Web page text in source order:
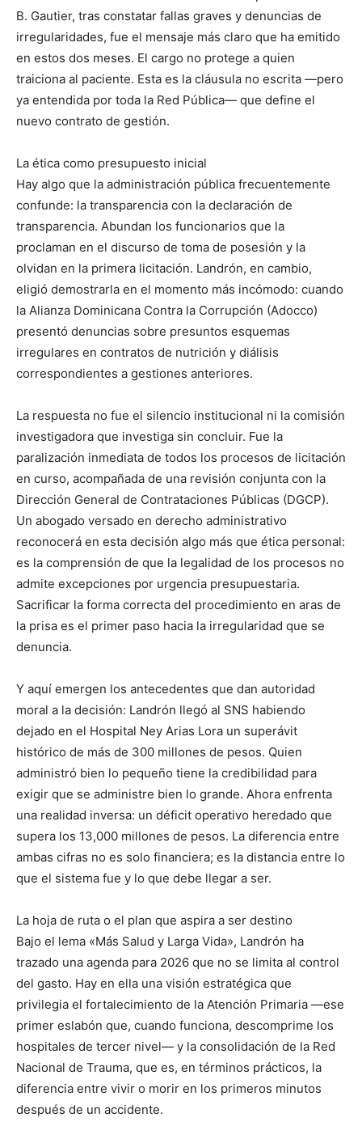
B. Gautier, tras constatar fallas graves y denuncias de
irregularidades, fue el mensaje más claro que ha emitido
en estos dos meses. El cargo no protege a quien
traiciona al paciente. Esta es la cláusula no escrita —pero
ya entendida por toda la Red Pública— que define el
nuevo contrato de gestión.
La ética como presupuesto inicial
Hay algo que la administración pública frecuentemente
confunde: la transparencia con la declaración de
transparencia. Abundan los funcionarios que la
proclaman en el discurso de toma de posesión y la
olvidan en la primera licitación. Landrón, en cambio,
eligió demostrarla en el momento más incómodo: cuando
la Alianza Dominicana Contra la Corrupción (Adocco)
presentó denuncias sobre presuntos esquemas
irregulares en contratos de nutrición y diálisis
correspondientes a gestiones anteriores.
La respuesta no fue el silencio institucional ni la comisión
investigadora que investiga sin concluir. Fue la
paralización inmediata de todos los procesos de licitación
en curso, acompañada de una revisión conjunta con la
Dirección General de Contrataciones Públicas (DGCP).
Un abogado versado en derecho administrativo
reconocerá en esta decisión algo más que ética personal:
es la comprensión de que la legalidad de los procesos no
admite excepciones por urgencia presupuestaria.
Sacrificar la forma correcta del procedimiento en aras de
la prisa es el primer paso hacia la irregularidad que se
denuncia.
Y aquí emergen los antecedentes que dan autoridad
moral a la decisión: Landrón llegó al SNS habiendo
dejado en el Hospital Ney Arias Lora un superávit
histórico de más de 300 millones de pesos. Quien
administró bien lo pequeño tiene la credibilidad para
exigir que se administre bien lo grande. Ahora enfrenta
una realidad inversa: un déficit operativo heredado que
supera los 13,000 millones de pesos. La diferencia entre
ambas cifras no es solo financiera; es la distancia entre lo
que el sistema fue y lo que debe llegar a ser.
La hoja de ruta o el plan que aspira a ser destino
Bajo el lema «Más Salud y Larga Vida», Landrón ha
trazado una agenda para 2026 que no se limita al control
del gasto. Hay en ella una visión estratégica que
privilegia el fortalecimiento de la Atención Primaria —ese
primer eslabón que, cuando funciona, descomprime los
hospitales de tercer nivel— y la consolidación de la Red
Nacional de Trauma, que es, en términos prácticos, la
diferencia entre vivir o morir en los primeros minutos
después de un accidente.